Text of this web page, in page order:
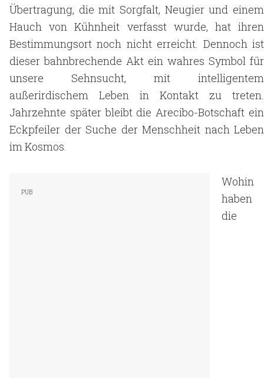
Übertragung, die mit Sorgfalt, Neugier und einem
Hauch von Kühnheit verfasst wurde, hat ihren
Bestimmungsort noch nicht erreicht. Dennoch ist
dieser bahnbrechende Akt ein wahres Symbol für
unsere Sehnsucht, mit intelligentem
außerirdischem Leben in Kontakt zu treten.
Jahrzehnte später bleibt die Arecibo-Botschaft ein
Eckpfeiler der Suche der Menschheit nach Leben
im Kosmos.
Wohin
haben
die